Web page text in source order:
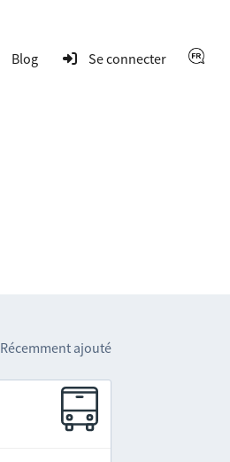
Blog Se connecter
Récemment ajouté